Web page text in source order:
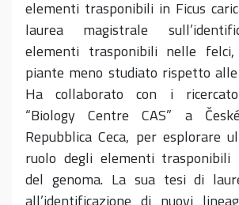
elementi trasponibili in Ficus
laurea magistrale
elementi trasponibili nelle
piante meno studiato rispetto
Ha collaborato con i
“Biology Centre CAS” a České
Repubblica Ceca, per esplorare
ruolo degli elementi trasponibili
del genoma. La sua tesi di
all’identificazione di nuovi li